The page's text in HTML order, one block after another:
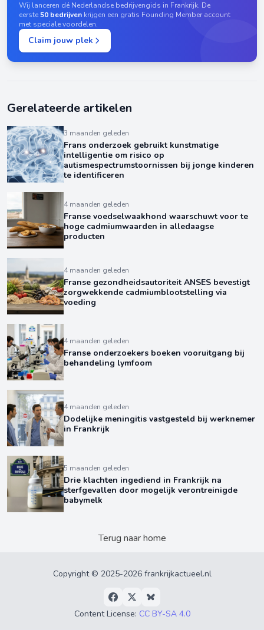
Wij lanceren dé Nederlandse bedrijvengids in Frankrijk. De
eerste50 bedrijven krijgen een gratis Founding Member account
met speciale voordelen.
Claim jouw plek
Gerelateerde artikelen
3 maanden geleden
Frans onderzoek gebruikt kunstmatige
intelligentie om risico op
autismespectrumstoornissen bij jonge kinderen
te identificeren
4 maanden geleden
Franse voedselwaakhond waarschuwt voor te
hoge cadmiumwaarden in alledaagse
producten
4 maanden geleden
Franse gezondheidsautoriteit ANSES bevestigt
zorgwekkende cadmiumblootstelling via
voeding
4 maanden geleden
Franse onderzoekers boeken vooruitgang bij
behandeling lymfoom
4 maanden geleden
Dodelijke meningitis vastgesteld bij werknemer
in Frankrijk
5 maanden geleden
Drie klachten ingediend in Frankrijk na
sterfgevallen door mogelijk verontreinigde
babymelk
Terug naar home
Copyright © 2025-2026 frankrijkactueel.nl
Content License: CC BY-SA 4.0